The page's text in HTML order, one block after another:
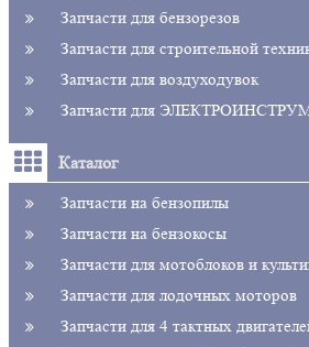
Запчасти для бензорезов
Запчасти для строительной
Запчасти для воздуходувок
Запчасти для
Каталог
Запчасти на бензопилы
Запчасти на бензокосы
Запчасти для мотоблоков и
Запчасти для лодочных моторов
Запчасти для 4 тактных